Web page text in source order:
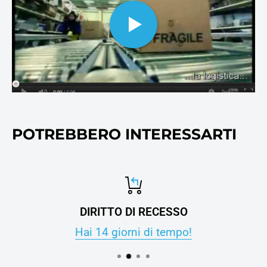
ovviamente alla carta per
stampanti e fotocopie.
POTREBBERO INTERESSARTI
DIRITTO DI RECESSO
Hai 14 giorni di tempo!